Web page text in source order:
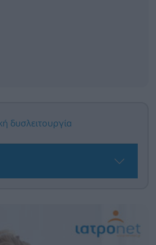
δυσλειτουργία